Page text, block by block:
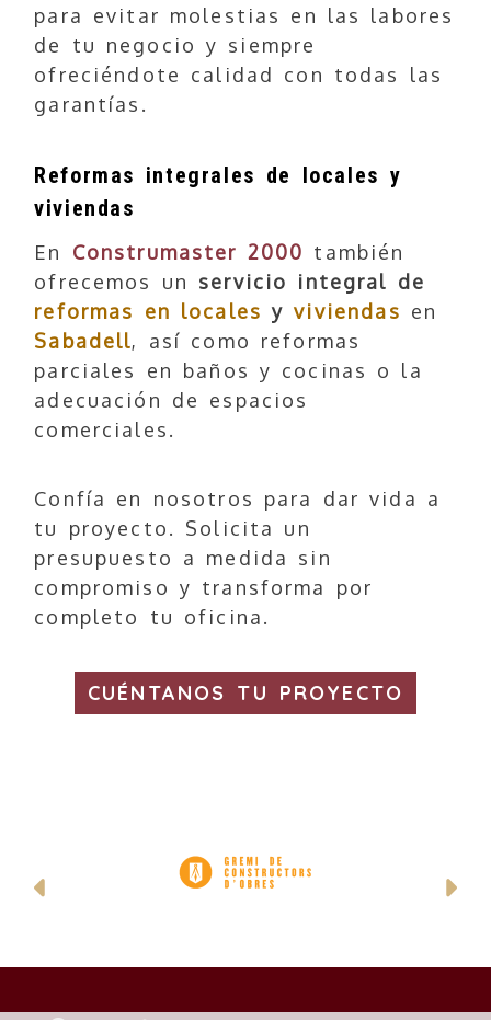
para evitar molestias en las labores
de tu negocio y siempre
ofreciéndote calidad con todas las
garantías.
Reformas integrales de locales y
viviendas
En Construmaster 2000 también
ofrecemos un servicio integral de
reformas en locales yviviendas en
Sabadell, así como reformas
parciales en baños y cocinas o la
adecuación de espacios
comerciales.
Confía en nosotros para dar vida a
tu proyecto. Solicita un
presupuesto a medida sin
compromiso y transforma por
completo tu oficina.
CUÉNTANOS TU PROYECTO